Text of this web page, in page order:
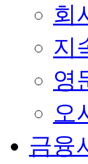
회
지
영
오
금융